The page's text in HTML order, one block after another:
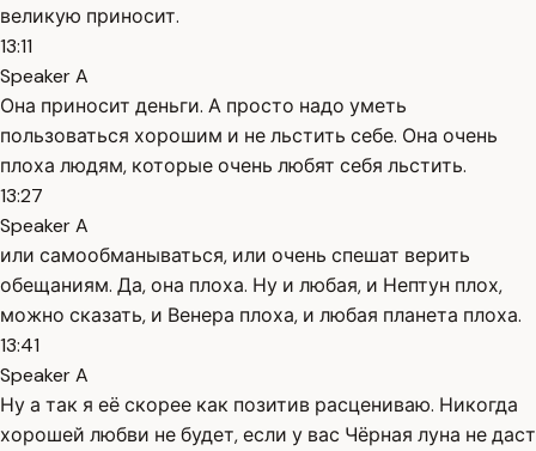
великую приносит.
13:11
Speaker A
Она приносит деньги. А просто надо уметь
пользоваться хорошим и не льстить себе. Она очень
плоха людям, которые очень любят себя льстить.
13:27
Speaker A
или самообманываться, или очень спешат верить
обещаниям. Да, она плоха. Ну и любая, и Нептун плох,
можно сказать, и Венера плоха, и любая планета плоха.
13:41
Speaker A
Ну а так я её скорее как позитив расцениваю. Никогда
хорошей любви не будет, если у вас Чёрная луна не даст